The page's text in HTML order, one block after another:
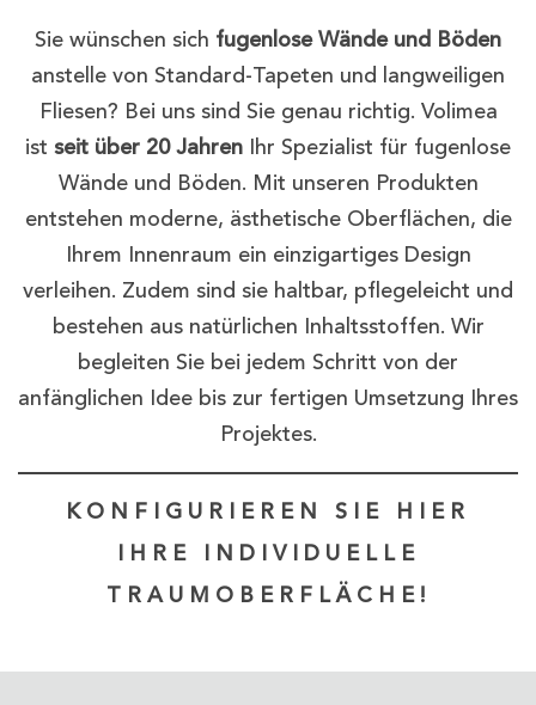
Sie wünschen sich fugenlose Wände und Böden
anstelle von Standard-Tapeten und langweiligen
Fliesen? Bei uns sind Sie genau richtig. Volimea
ist seit über 20 Jahren Ihr Spezialist für fugenlose
Wände und Böden. Mit unseren Produkten
entstehen moderne, ästhetische Oberflächen, die
Ihrem Innenraum ein einzigartiges Design
verleihen. Zudem sind sie haltbar, pflegeleicht und
bestehen aus natürlichen Inhaltsstoffen. Wir
begleiten Sie bei jedem Schritt von der
anfänglichen Idee bis zur fertigen Umsetzung Ihres
Projektes.
KONFIGURIEREN SIE HIER
IHRE INDIVIDUELLE
TRAUMOBERFLÄCHE!